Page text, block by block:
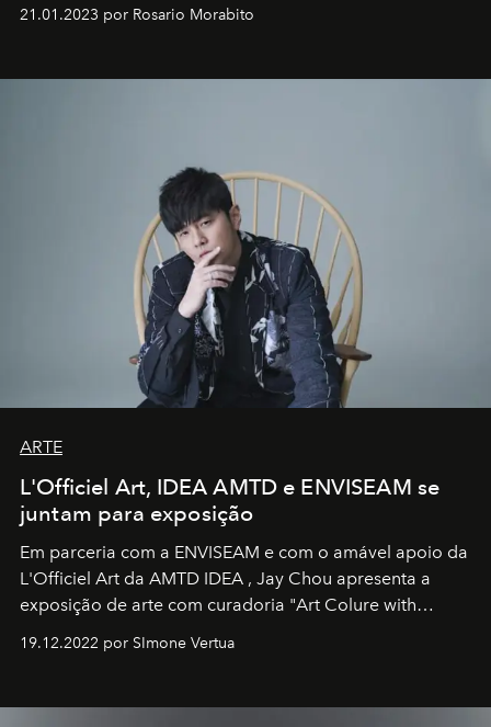
21.01.2023 por Rosario Morabito
ARTE
L'Officiel Art, IDEA AMTD e ENVISEAM se
juntam para exposição
Em parceria com a ENVISEAM e com o amável apoio da
L'Officiel Art da AMTD IDEA , Jay Chou apresenta a
exposição de arte com curadoria "Art Colure with
19.12.2022 por SImone Vertua